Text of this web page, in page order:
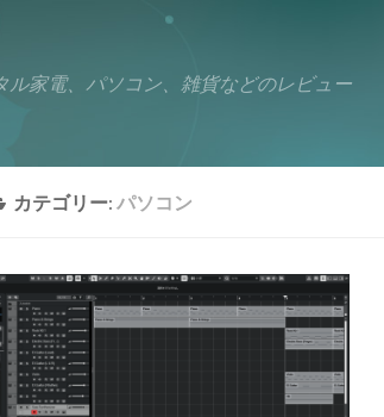
ル家電、パソコン、雑貨などのレビュー
カテゴリー: パソコン